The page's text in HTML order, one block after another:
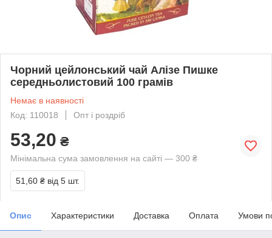
Чорний цейлонський чай Алізе Пишке
середньолистовий 100 грамів
Немає в наявності
Код: 110018
Опт і роздріб
53,20 ₴
Мінімальна сума замовлення на сайті — 300 ₴
51,60 ₴ від 5 шт.
Опис Характеристики Доставка Оплата Умови